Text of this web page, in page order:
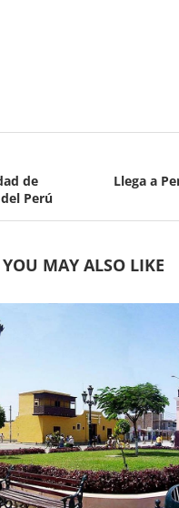
de
Perú
Llega a
YOU MAY ALSO LIKE